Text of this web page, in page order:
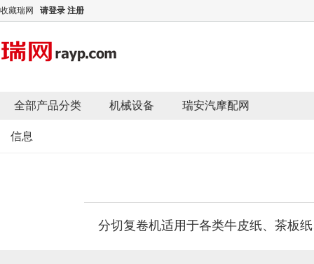
收藏瑞网 请登录 注册
全部产品分类 机械设备 瑞安汽摩配网
信息
分切复卷机适用于各类牛皮纸、茶板